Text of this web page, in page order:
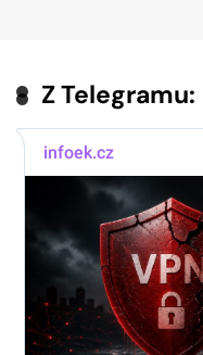
Z Telegramu: